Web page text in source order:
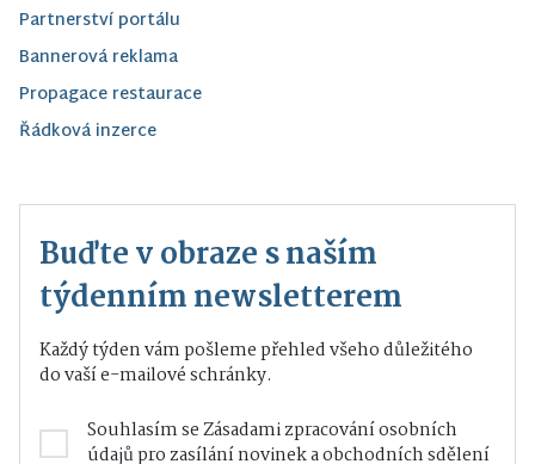
Partnerství portálu
Bannerová reklama
Propagace restaurace
Řádková inzerce
Buďte v obraze s naším
týdenním newsletterem
Každý týden vám pošleme přehled všeho důležitého
do vaší e-mailové schránky.
Souhlasím seZásadami zpracování osobních
údajůpro zasílání novinek a obchodních sdělení